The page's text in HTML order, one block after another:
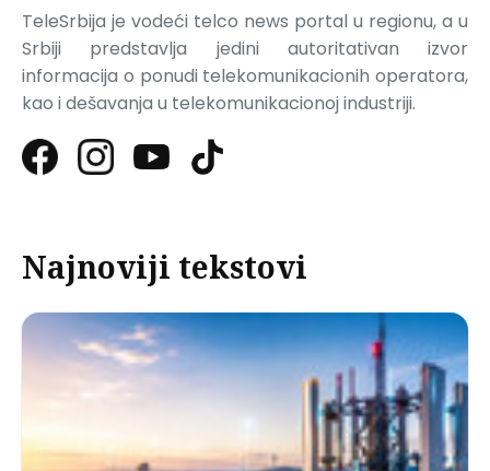
TeleSrbija je vodeći telco news portal u regionu, a u
Srbiji predstavlja jedini autoritativan izvor
informacija o ponudi telekomunikacionih operatora,
kao i dešavanja u telekomunikacionoj industriji.
Najnoviji tekstovi